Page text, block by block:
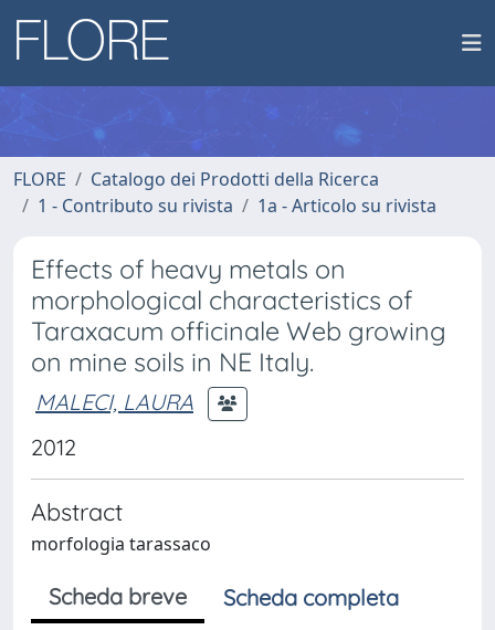
FLORE
Catalogo dei Prodotti della Ricerca
1 - Contributo su rivista
1a - Articolo su rivista
Effects of heavy metals on
morphological characteristics of
Taraxacum officinale Web growing
on mine soils in NE Italy.
MALECI, LAURA
2012
Abstract
morfologia tarassaco
Scheda breve
Scheda completa